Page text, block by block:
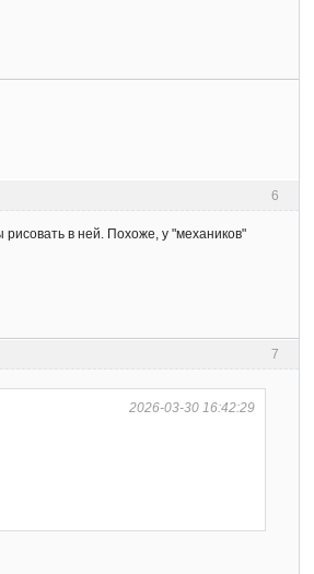
6
в ней. Похоже, у "механиков"
7
2026-03-30 16:42:29